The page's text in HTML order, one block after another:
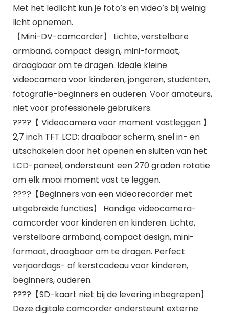
Met het ledlicht kun je foto’s en video’s bij weinig
licht opnemen.
【Mini-DV-camcorder】 Lichte, verstelbare
armband, compact design, mini-formaat,
draagbaar om te dragen. Ideale kleine
videocamera voor kinderen, jongeren, studenten,
fotografie-beginners en ouderen. Voor amateurs,
niet voor professionele gebruikers.
????【 Videocamera voor moment vastleggen 】
2,7 inch TFT LCD; draaibaar scherm, snel in- en
uitschakelen door het openen en sluiten van het
LCD-paneel, ondersteunt een 270 graden rotatie
om elk mooi moment vast te leggen.
????【Beginners van een videorecorder met
uitgebreide functies】 Handige videocamera-
camcorder voor kinderen en kinderen. Lichte,
verstelbare armband, compact design, mini-
formaat, draagbaar om te dragen. Perfect
verjaardags- of kerstcadeau voor kinderen,
beginners, ouderen.
????【SD-kaart niet bij de levering inbegrepen】
Deze digitale camcorder ondersteunt externe